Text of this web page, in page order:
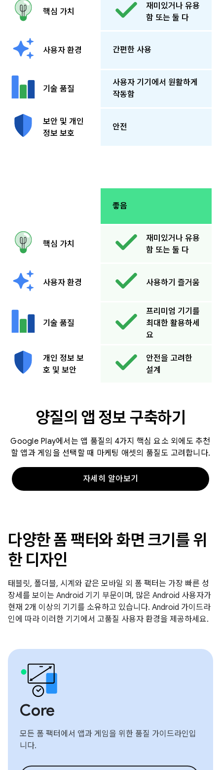
핵심 가치
재미있거나 유용
함 또는 둘 다
사용자 환경 간편한 사용
기술 품질
사용자 기기에서 원활하게
작동함
보안 및 개인
정보 보호
안전
좋음
핵심 가치
재미있거나 유용
함 또는 둘 다
사용자 환경 사용하기 즐거움
기술 품질
프리미엄 기기를
최대한 활용하세
요
개인 정보 보
호 및 보안
안전을 고려한
설계
양질의 앱 정보 구축하기
Google Play에서는 앱 품질의 4가지 핵심 요소 외에도 추천
할 앱과 게임을 선택할 때 마케팅 애셋의 품질도 고려합니다.
자세히 알아보기
다양한 폼 팩터와 화면 크기를 위
한 디자인
태블릿, 폴더블, 시계와 같은 모바일 외 폼 팩터는 가장 빠른 성
장세를 보이는 Android 기기 부문이며, 많은 Android 사용자가
현재 2개 이상의 기기를 소유하고 있습니다. Android 가이드라
인에 따라 이러한 기기에서 고품질 사용자 환경을 제공하세요.
Core
모든 폼 팩터에서 앱과 게임을 위한 품질 가이드라인입
니다.